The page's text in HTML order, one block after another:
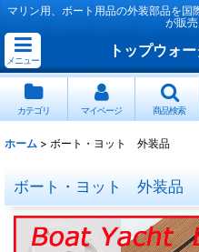
マリン用、ボート用品の外装部品を
が販売
メニュー
トップウォ
カテゴリ マイページ 商品検索
ホーム > ボート・ヨット 外装品
ボート・ヨット 外装品